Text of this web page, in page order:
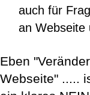
auch für
an Webseite
Eben
Webseite" .....